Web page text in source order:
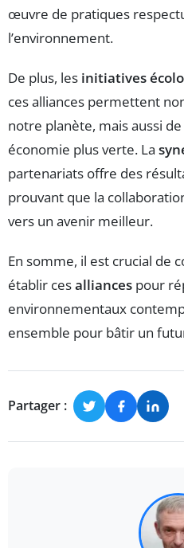
œuvre de pratiques
l’environnement.
De plus, les initiatives
ces alliances permettent
notre planète, mais aussi
économie plus verte. La
partenariats offre des
prouvant que la
vers un avenir meilleur.
En somme, il est crucial de
établir cesalliances pour
environnementaux
ensemble pour bâtir un
Partager :